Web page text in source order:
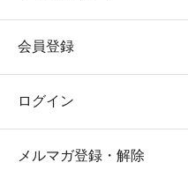
会員登録
ログイン
メルマガ登録・解除